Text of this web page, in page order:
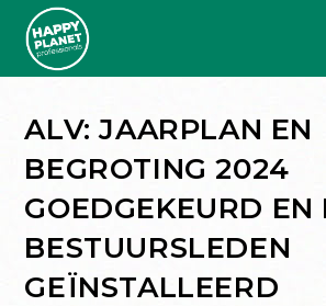
ALV: JAARPLAN EN
BEGROTING 2024
GOEDGEKEURD
BESTUURSLEDEN
GEÏNSTALLEERD